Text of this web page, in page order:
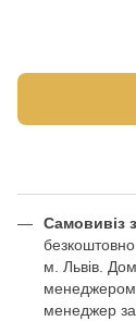
Самовивіз
м. Львів.
менеджер